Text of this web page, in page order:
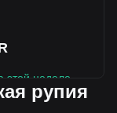
этой неделе.
за PI, а
рупия